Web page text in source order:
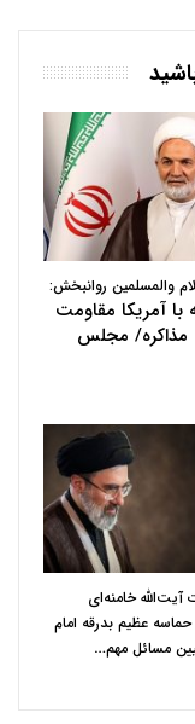
والمسلمین روانبخش:
با آمریکا مقاومت
مذاکره/ مجلس
خامنه‌ای
عظیم بدرقه امام
مسائل مهم…